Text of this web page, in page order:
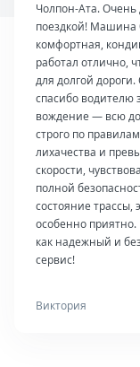
Чолпон-Ата.
поездкой! Машина
комфортная,
работал отлично,
для долгой
спасибо водителю
вождение — всю
строго по
лихачества и
скорости,
полной
состояние трассы,
особенно
как надежный и
сервис!
Виктория